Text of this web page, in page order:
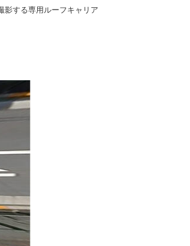
影する専用ルーフキャリア